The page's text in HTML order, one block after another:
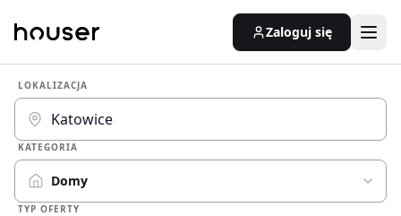
Zaloguj się
LOKALIZACJA
KATEGORIA
Domy
TYP OFERTY